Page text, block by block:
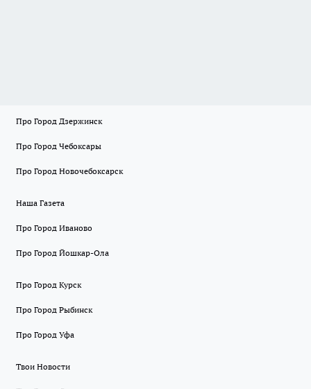
Про Город Дзержинск
Про Город Чебоксары
Про Город Новочебоксарск
Наша Газета
Про Город Иваново
Про Город Йошкар-Ола
Про Город Курск
Про Город Рыбинск
Про Город Уфа
Твои Новости